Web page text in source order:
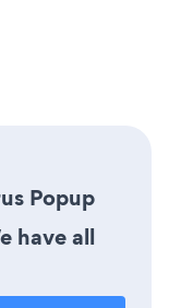
Popup
have all